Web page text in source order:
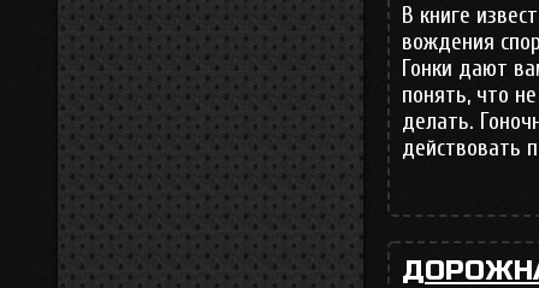
В книге
вождения
Гонки дают
понять, что
делать.
действовать